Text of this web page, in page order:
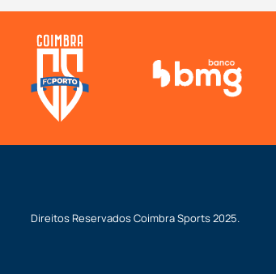
Direitos ReservadosCoimbra Sports2025.